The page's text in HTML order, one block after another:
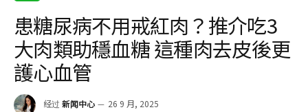
患糖尿病不用戒紅肉？推介吃3
大肉類助穩血糖 這種肉去皮後更
護心血管
经过 新闻中心 26 9 月, 2025